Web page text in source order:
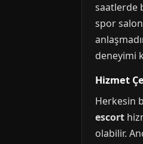
saatlerde
spor
deneyimi
Hizmet
Herkesin
escort
olabilir.